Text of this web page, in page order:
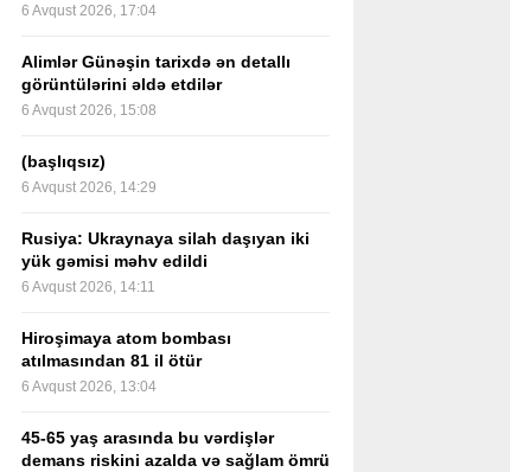
6 Avqust 2026, 17:04
Alimlər Günəşin tarixdə ən detallı
görüntülərini əldə etdilər
6 Avqust 2026, 15:08
(başlıqsız)
6 Avqust 2026, 14:29
Rusiya: Ukraynaya silah daşıyan iki
yük gəmisi məhv edildi
6 Avqust 2026, 14:11
Hiroşimaya atom bombası
atılmasından 81 il ötür
6 Avqust 2026, 13:04
45-65 yaş arasında bu vərdişlər
demans riskini azalda və sağlam ömrü